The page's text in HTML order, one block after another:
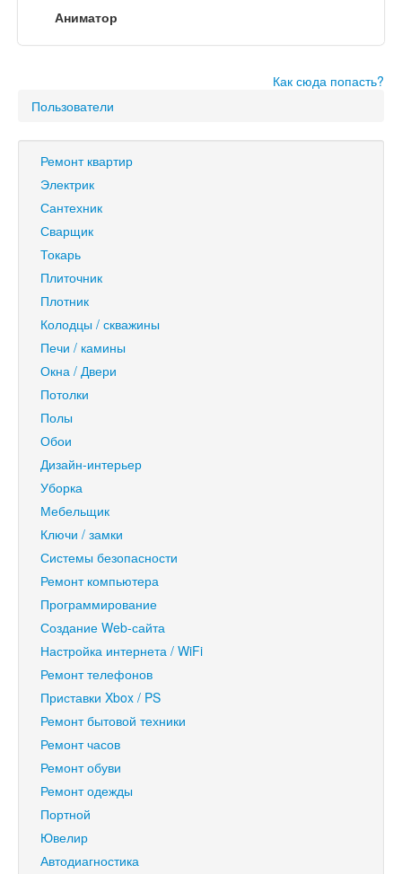
Аниматор
Как сюда попасть?
Пользователи
Ремонт квартир
Электрик
Сантехник
Сварщик
Токарь
Плиточник
Плотник
Колодцы / скважины
Печи / камины
Окна / Двери
Потолки
Полы
Обои
Дизайн-интерьер
Уборка
Мебельщик
Ключи / замки
Системы безопасности
Ремонт компьютера
Программирование
Создание Web-сайта
Настройка интернета / WiFi
Ремонт телефонов
Приставки Xbox / PS
Ремонт бытовой техники
Ремонт часов
Ремонт обуви
Ремонт одежды
Портной
Ювелир
Автодиагностика